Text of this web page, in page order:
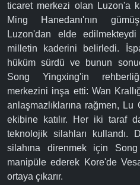
ticaret merkezi olan Luzon'a
Ming Hanedanı'nın
Luzon'dan elde
milletin kaderini belirledi.
hüküm sürdü ve bunun
Song Yingxing'in
merkezini inşa etti: Wan
anlaşmazlıklarına rağmen,
ekibine katılır. Her iki taraf
teknolojik silahları kullandı.
silahına direnmek için
manipüle ederek Kore'de
ortaya çıkarır.